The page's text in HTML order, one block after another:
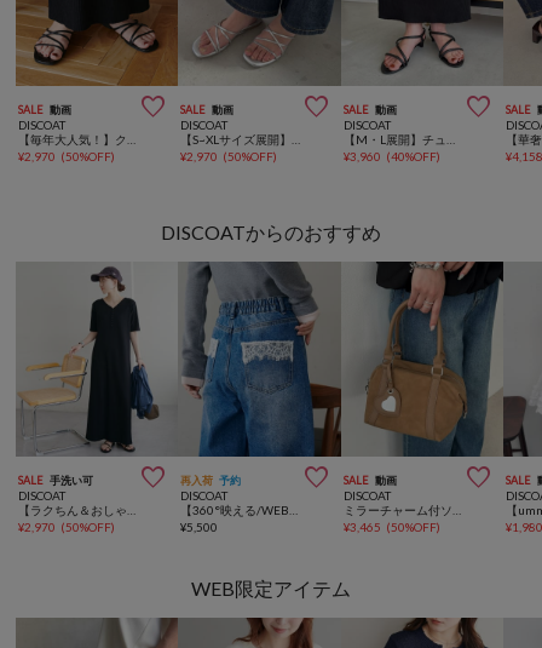
SALE 動画 
DISCOAT
¥2,970 (50%OFF)
SALE 動画 
DISCOAT
¥2,970 (50%OFF)
SALE 動画 
DISCOAT
¥3,960 (40%OFF)
SALE
¥
DISCOATからのおすすめ
SALE 手洗い可 
DISCOAT
¥2,970 (50%OFF)
再入荷 予約 
DISCOAT
¥5,500
SALE 動画 
DISCOAT
¥3,465 (50%OFF)
SALE
¥
WEB限定アイテム